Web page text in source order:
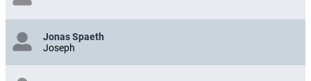
Jonas Spaeth
Joseph